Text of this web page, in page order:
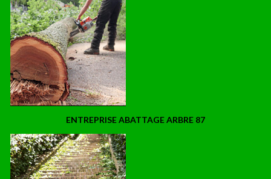
ENTREPRISE ABATTAGE ARBRE 87